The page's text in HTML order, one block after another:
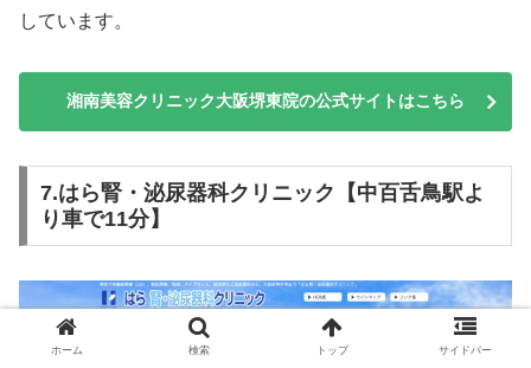
しています。
湘南美容クリニック大阪堺東院の公式サイトはこちら
7.はら腎・泌尿器科クリニック【中百舌鳥駅よ
り車で11分】
ホーム 検索 トップ サイドバー